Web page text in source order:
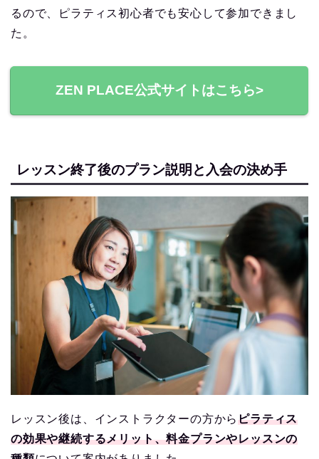
るので、ピラティス初心者でも安心して参加できまし
た。
ZEN PLACE公式サイトはこちら>
レッスン終了後のプラン説明と入会の決め手
レッスン後は、インストラクターの方からピラティス
の効果や継続するメリット、料金プランやレッスンの